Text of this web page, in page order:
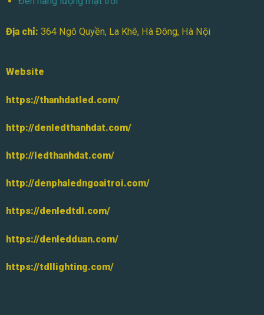
Địa chỉ: 364 Ngô Quyền, La Khê, Hà Đông, Hà Nội
Website
https://thanhdatled.com/
http://denledthanhdat.com/
http://ledthanhdat.com/
http://denphaledngoaitroi.com/
https://denledtdl.com/
https://denledduan.com/
https://tdllighting.com/